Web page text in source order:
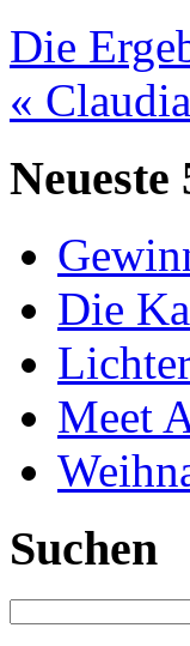
Die
«
Die
Meet
Suchen